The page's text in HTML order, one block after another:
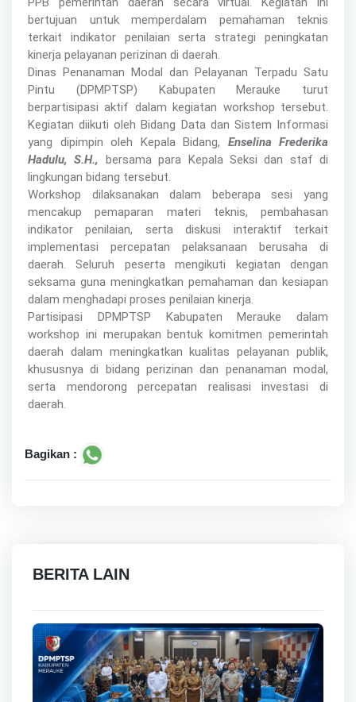
bertujuan untuk memperdalam pemahaman teknis
terkait indikator penilaian serta strategi peningkatan
kinerja pelayanan perizinan di daerah.
Dinas Penanaman Modal dan Pelayanan Terpadu Satu
Pintu (DPMPTSP) Kabupaten Merauke turut
berpartisipasi aktif dalam kegiatan workshop tersebut.
Kegiatan diikuti oleh Bidang Data dan Sistem Informasi
yang dipimpin oleh Kepala Bidang, Enselina Frederika
Hadulu, S.H., bersama para Kepala Seksi dan staf di
lingkungan bidang tersebut.
Workshop dilaksanakan dalam beberapa sesi yang
mencakup pemaparan materi teknis, pembahasan
indikator penilaian, serta diskusi interaktif terkait
implementasi percepatan pelaksanaan berusaha di
daerah. Seluruh peserta mengikuti kegiatan dengan
seksama guna meningkatkan pemahaman dan kesiapan
dalam menghadapi proses penilaian kinerja.
Partisipasi DPMPTSP Kabupaten Merauke dalam
workshop ini merupakan bentuk komitmen pemerintah
daerah dalam meningkatkan kualitas pelayanan publik,
khususnya di bidang perizinan dan penanaman modal,
serta mendorong percepatan realisasi investasi di
daerah.
Bagikan :
BERITA LAIN